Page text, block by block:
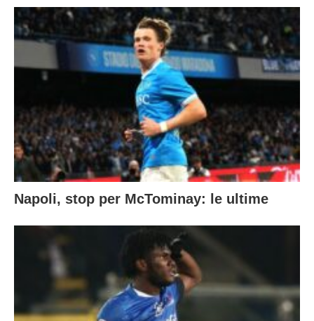
Napoli, stop per McTominay: le ultime